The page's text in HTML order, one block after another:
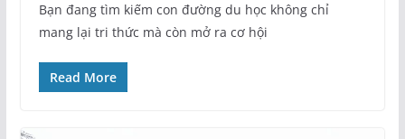
Bạn đang tìm kiếm con đường du học không chỉ
mang lại tri thức mà còn mở ra cơ hội
Read More